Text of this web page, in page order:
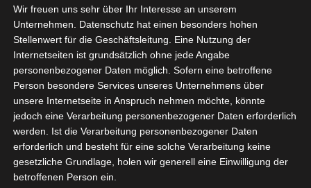
Meisterschaft an
Ligue 1 Pro: Spielplan der ersten 15
Spieltage der Saison 2026/2027
Ligue 2 Pro Tunesien 2026/2027 –
Saison beginnt am am 19./20.
September 2026
Internationaler Sportgerichtshof
lehnt Eilverfahren ab – AS Soliman
steuert auf die Ligue 2 zu
tunesienfussball.de
Tunesien Ligafußball
Wir freuen uns sehr über Ihr Interesse an unserem
Unternehmen. Datenschutz hat einen besonders hohen
Stellenwert für die Geschäftsleitung. Eine Nutzung der
Internetseiten ist grundsätzlich ohne jede Angabe
personenbezogener Daten möglich. Sofern eine betroffene
Person besondere Services unseres Unternehmens über
unsere Internetseite in Anspruch nehmen möchte, könnte
jedoch eine Verarbeitung personenbezogener Daten erforderlich
werden. Ist die Verarbeitung personenbezogener Daten
erforderlich und besteht für eine solche Verarbeitung keine
gesetzliche Grundlage, holen wir generell eine Einwilligung der
betroffenen Person ein.